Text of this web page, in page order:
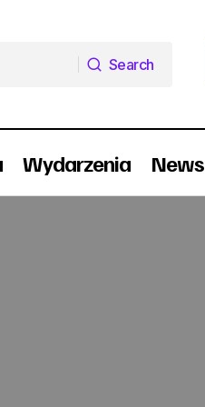
Search
Wydarzenia News